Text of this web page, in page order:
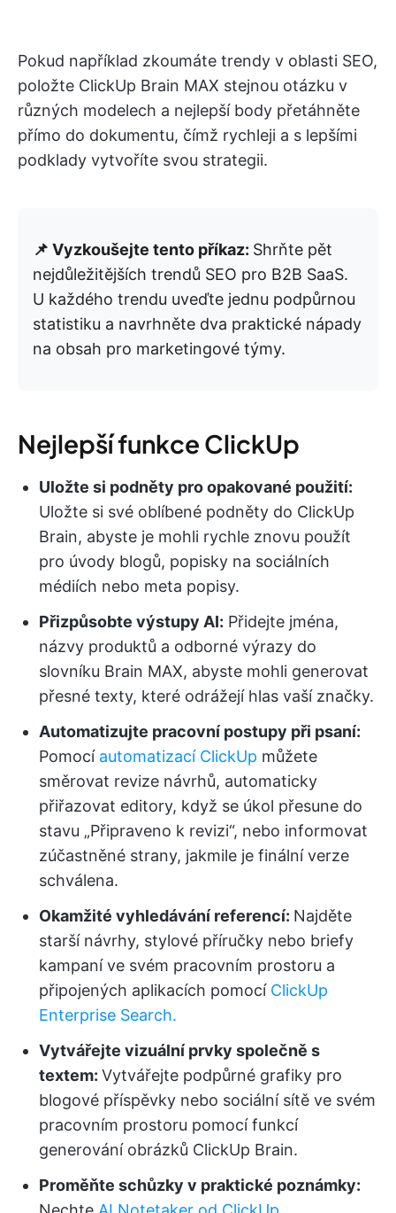
Pokud například zkoumáte trendy v oblasti SEO,
položte ClickUp Brain MAX stejnou otázku v
různých modelech a nejlepší body přetáhněte
přímo do dokumentu, čímž rychleji a s lepšími
podklady vytvoříte svou strategii.
📌 Vyzkoušejte tento příkaz: Shrňte pět
nejdůležitějších trendů SEO pro B2B SaaS.
U každého trendu uveďte jednu podpůrnou
statistiku a navrhněte dva praktické nápady
na obsah pro marketingové týmy.
Nejlepší funkce ClickUp
Uložte si podněty pro opakované použití:
Uložte si své oblíbené podněty do ClickUp
Brain, abyste je mohli rychle znovu použít
pro úvody blogů, popisky na sociálních
médiích nebo meta popisy.
Přizpůsobte výstupy AI: Přidejte jména,
názvy produktů a odborné výrazy do
slovníku Brain MAX, abyste mohli generovat
přesné texty, které odrážejí hlas vaší značky.
Automatizujte pracovní postupy při psaní:
Pomocí automatizací ClickUp můžete
směrovat revize návrhů, automaticky
přiřazovat editory, když se úkol přesune do
stavu „Připraveno k revizi“, nebo informovat
zúčastněné strany, jakmile je finální verze
schválena.
Okamžité vyhledávání referencí: Najděte
starší návrhy, stylové příručky nebo briefy
kampaní ve svém pracovním prostoru a
připojených aplikacích pomocí ClickUp
Enterprise Search.
Vytvářejte vizuální prvky společně s
textem: Vytvářejte podpůrné grafiky pro
blogové příspěvky nebo sociální sítě ve svém
pracovním prostoru pomocí funkcí
generování obrázků ClickUp Brain.
Proměňte schůzky v praktické poznámky: